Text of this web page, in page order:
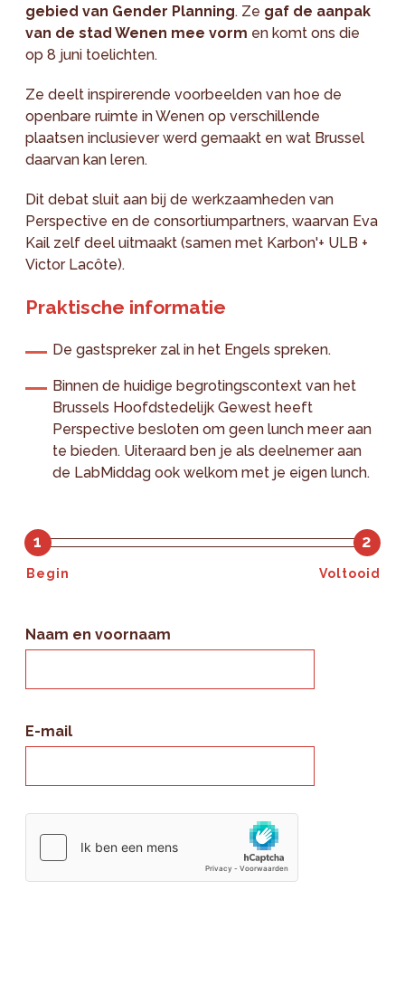
gebied van Gender Planning. Ze gaf de aanpak
van de stad Wenen mee vorm en komt ons die
op 8 juni toelichten.
Ze deelt inspirerende voorbeelden van hoe de
openbare ruimte in Wenen op verschillende
plaatsen inclusiever werd gemaakt en wat Brussel
daarvan kan leren.
Dit debat sluit aan bij de werkzaamheden van
Perspective en de consortiumpartners, waarvan Eva
Kail zelf deel uitmaakt (samen met Karbon'+ ULB +
Victor Lacôte).
Praktische informatie
De gastspreker zal in het Engels spreken.
Binnen de huidige begrotingscontext van het
Brussels Hoofdstedelijk Gewest heeft
Perspective besloten om geen lunch meer aan
te bieden. Uiteraard ben je als deelnemer aan
de LabMiddag ook welkom met je eigen lunch.
1
Begin
2
Voltooid
Naam en voornaam
E-mail